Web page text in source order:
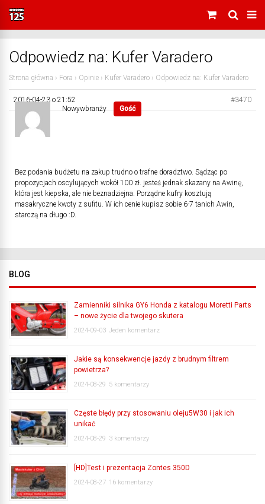
Odpowiedz na: Kufer Varadero
Strona główna › Fora › Opinie › Kufer Varadero › Odpowiedz na: Kufer Varadero
2016-04-23 o 21:52
#3470
Nowywbranży
Gość
Bez podania budżetu na zakup trudno o trafne doradztwo. Sądząc po
propozycjach oscylujących wokół 100 zł. jesteś jednak skazany na Awinę,
która jest kiepska, ale nie beznadziejna. Porządne kufry kosztują
masakryczne kwoty z sufitu. W ich cenie kupisz sobie 6-7 tanich Awin,
starczą na długo :D.
BLOG
Zamienniki silnika GY6 Honda z katalogu Moretti Parts
– nowe życie dla twojego skutera
2024-09-03 Jeden komentarz
Jakie są konsekwencje jazdy z brudnym filtrem
powietrza?
2024-08-29 5 komentarzy
Częste błędy przy stosowaniu oleju5W30 i jak ich
unikać
2024-08-29 3 komentarzy
[HD]Test i prezentacja Zontes 350D
2024-08-27 16 komentarzy